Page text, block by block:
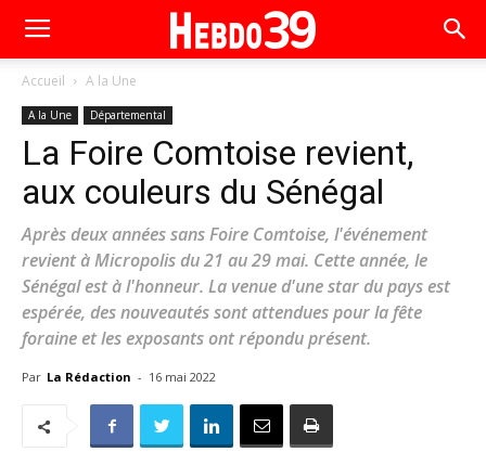
Accueil A la Une
A la Une Départemental
La Foire Comtoise revient,
aux couleurs du Sénégal
Après deux années sans Foire Comtoise, l'événement
revient à Micropolis du 21 au 29 mai. Cette année, le
Sénégal est à l'honneur. La venue d'une star du pays est
espérée, des nouveautés sont attendues pour la fête
foraine et les exposants ont répondu présent.
Par La Rédaction - 16 mai 2022